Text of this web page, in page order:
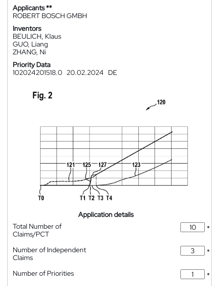
Applicants **
ROBERT BOSCH GMBH
Inventors
BEULICH, Klaus
GUO, Liang
ZHANG, Ni
Priority Data
102024201518.0 20.02.2024 DE
Application details
Total Number of
Claims/PCT
*
Number of Independent
Claims
*
Number of Priorities
*